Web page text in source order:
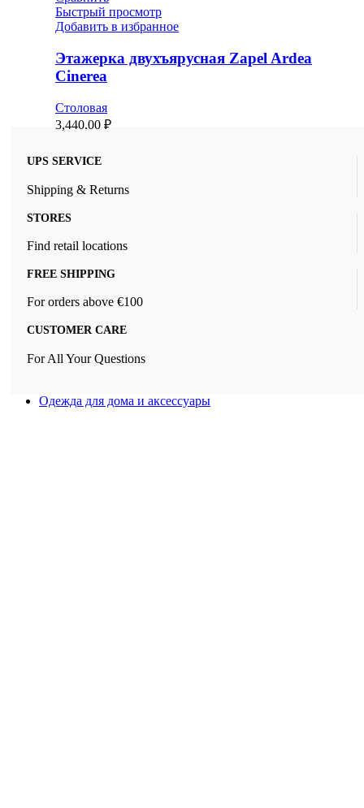
Быстрый просмотр
Добавить в избранное
Этажерка двухъярусная Zapel Ardea
Cinerea
Столовая
3,440.00 ₽
UPS SERVICE
Shipping & Returns
STORES
Find retail locations
FREE SHIPPING
For orders above €100
CUSTOMER CARE
For All Your Questions
Одежда для дома и аксессуары